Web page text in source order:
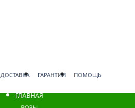
ДОСТАВКА ГАРАНТИИ ПОМОЩЬ
ГЛАВНАЯ